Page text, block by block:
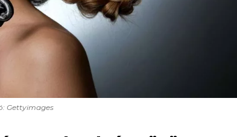
Gettyimages